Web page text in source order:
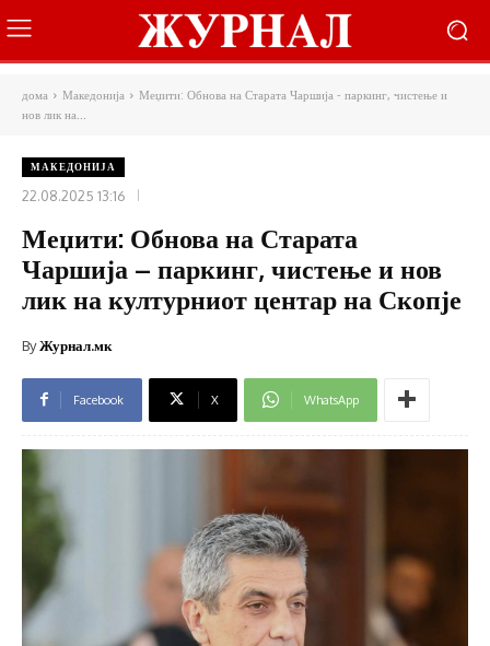
дома Македонија
Меџити: Обнова на Старата Чаршија - паркинг, чистење и
нов лик на...
МАКЕДОНИЈА
22.08.2025 13:16
Меџити: Обнова на Старата
Чаршија – паркинг, чистење и нов
лик на културниот центар на Скопје
ByЖурнал.мк
Facebook X WhatsApp